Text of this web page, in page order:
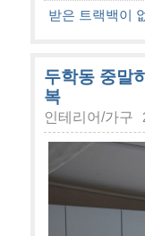
받은 트랙백이
두학동 중말
복
인테리어/가구